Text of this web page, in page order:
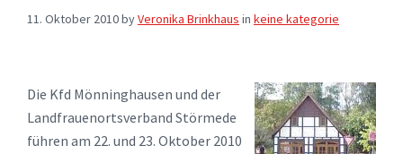
11. Oktober 2010byVeronika Brinkhaus in keine kategorie
Die Kfd Mönninghausen und der
Landfrauenortsverband Störmede
führen am 22. und 23. Oktober 2010